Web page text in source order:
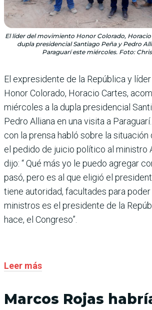
El líder del movimiento Honor Colorado,
dupla presidencial Santiago Peña y Pedro
Paraguarí este miércoles. Foto:
El expresidente de la República y
Honor Colorado, Horacio Cartes,
miércoles a la dupla presidencial
Pedro Alliana en una visita a
con la prensa habló sobre la situación
el pedido de juicio político al ministro
dijo: “ Qué más yo le puedo agregar
pasó, pero es al que eligió el
tiene autoridad, facultades para
ministros es el presidente de la
hace, el Congreso”.
Leer más
Marcos Rojas